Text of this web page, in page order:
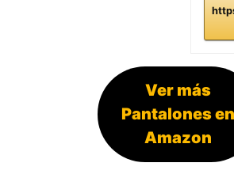
Ver más
Pantalones en
Amazon